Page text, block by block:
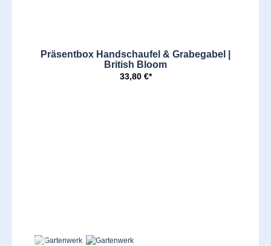
Präsentbox Handschaufel & Grabegabel |
British Bloom
33,80 €*